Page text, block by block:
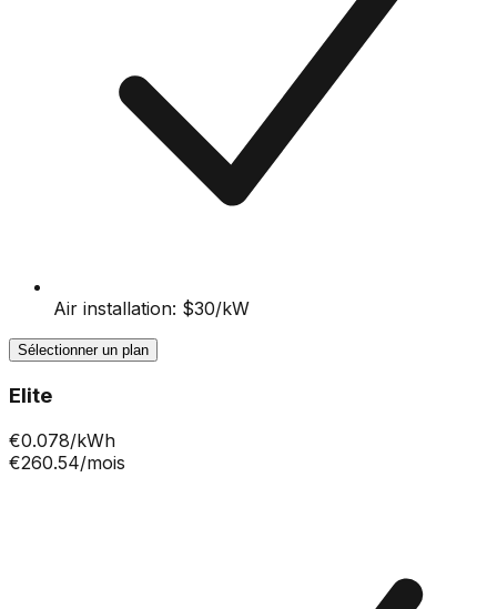
Air installation: $30/kW
Sélectionner un plan
Elite
€0.078/kWh
€260.54/mois